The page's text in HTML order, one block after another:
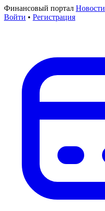
Финансовый портал Новости
Войти • Регистрация